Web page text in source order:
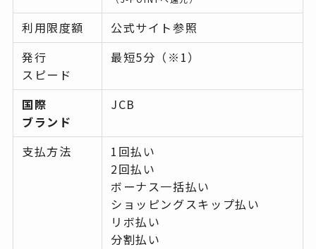
利用限度額
公式サイト参照
発行
スピード
最短5分（※1）
国際
ブランド
JCB
支払方法
1回払い
2回払い
ボーナス一括払い
ショッピングスキップ払い
リボ払い
分割払い